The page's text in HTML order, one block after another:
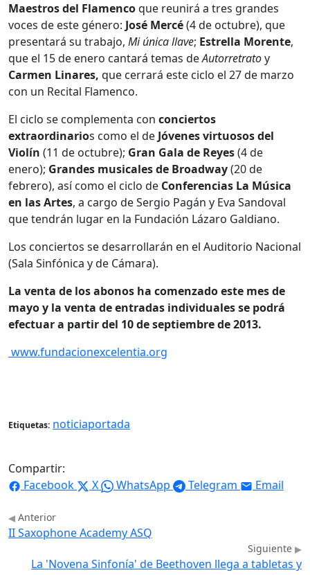
Maestros del Flamencoque reunirá a tres grandes
voces de este género: José Mercé(4 de octubre), que
presentará su trabajo, Mi única llave; Estrella Morente,
que el 15 de enero cantará temas deAutorretratoy
Carmen Linares, que cerrará este ciclo el 27 de marzo
con un Recital Flamenco.
El ciclo se complementa con conciertos
extraordinarios como el deJóvenes virtuosos del
Violín (11 de octubre); Gran Gala de Reyes(4 de
enero); Grandes musicales de Broadway(20 de
febrero), así como el ciclo de Conferencias La Música
en las Artes, a cargo de Sergio Pagán y Eva Sandoval
que tendrán lugar en la Fundación Lázaro Galdiano.
Los conciertos se desarrollarán en el Auditorio Nacional
(Sala Sinfónica y de Cámara).
La venta de los abonos ha comenzado este mes de
mayo y la venta de entradas individuales se podrá
efectuar a partir del 10 de septiembre de 2013.
www.fundacionexcelentia.org
Etiquetas: noticiaportada
Compartir:
Facebook
X WhatsApp Telegram Email
Anterior
II Saxophone Academy ASQ
Siguiente
La 'Novena Sinfonía' de Beethoven llega a tabletas y